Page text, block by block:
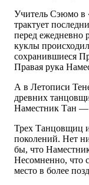
Учитель Сэюмо в
трактует
перед
куклы
сохранившиеся
Правая рука
А в Летописи
древних
Наместник Тан —
Трех Танцовщиц
поколений. Нет
бы, что
Несомненно, что
место в более